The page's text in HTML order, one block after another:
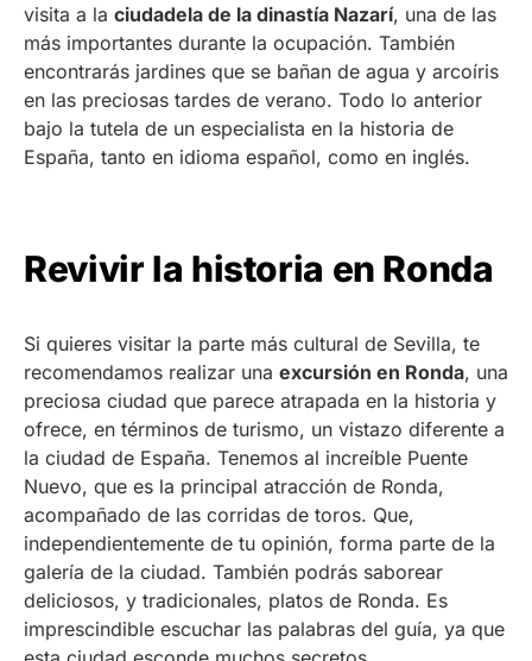
visita a la ciudadela de la dinastía Nazarí, una de las
más importantes durante la ocupación. También
encontrarás jardines que se bañan de agua y arcoíris
en las preciosas tardes de verano. Todo lo anterior
bajo la tutela de un especialista en la historia de
España, tanto en idioma español, como en inglés.
Revivir la historia en Ronda
Si quieres visitar la parte más cultural de Sevilla, te
recomendamos realizar una excursión en Ronda, una
preciosa ciudad que parece atrapada en la historia y
ofrece, en términos de turismo, un vistazo diferente a
la ciudad de España. Tenemos al increíble Puente
Nuevo, que es la principal atracción de Ronda,
acompañado de las corridas de toros. Que,
independientemente de tu opinión, forma parte de la
galería de la ciudad. También podrás saborear
deliciosos, y tradicionales, platos de Ronda. Es
imprescindible escuchar las palabras del guía, ya que